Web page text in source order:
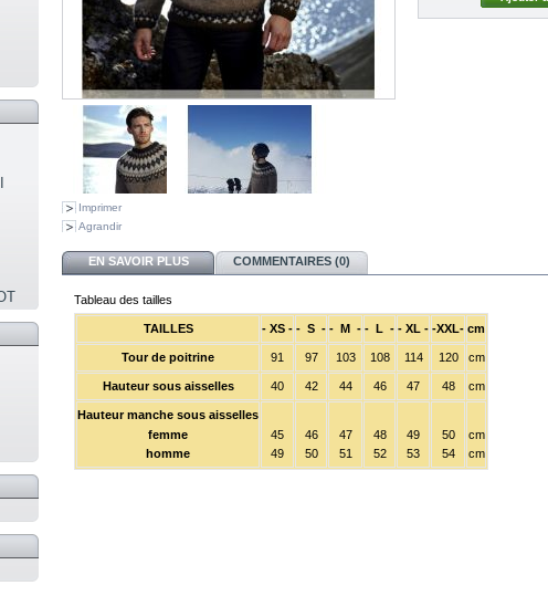
Imprimer
Agrandir
EN SAVOIR PLUS COMMENTAIRES (0)
Tableau des tailles
TAILLES - XS - - S - - M - - L - - XL - -XXL- cm
Tour de poitrine 91 97 103 108 114 120 cm
Hauteur sous aisselles 40 42 44 46 47 48 cm
Hauteur manche sous aisselles
femme
homme
45
49
46
50
47
51
48
52
49
53
50
54
cm
cm